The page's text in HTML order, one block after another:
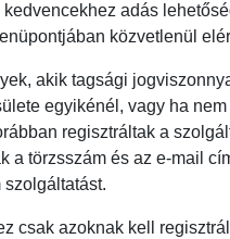
adás
közvetlenül
akik tagsági
egyikénél, vagy ha
regisztráltak a
a törzsszám és az e-mail
csak azoknak kell